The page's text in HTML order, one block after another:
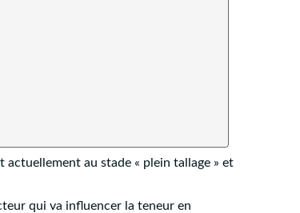
actuellement au stade « plein tallage » et
qui va influencer la teneur en